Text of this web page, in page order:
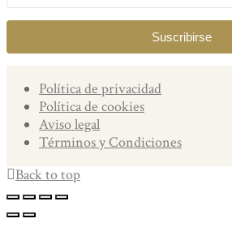
Suscribirse
Política de privacidad
Política de cookies
Aviso legal
Términos y Condiciones
Back to top